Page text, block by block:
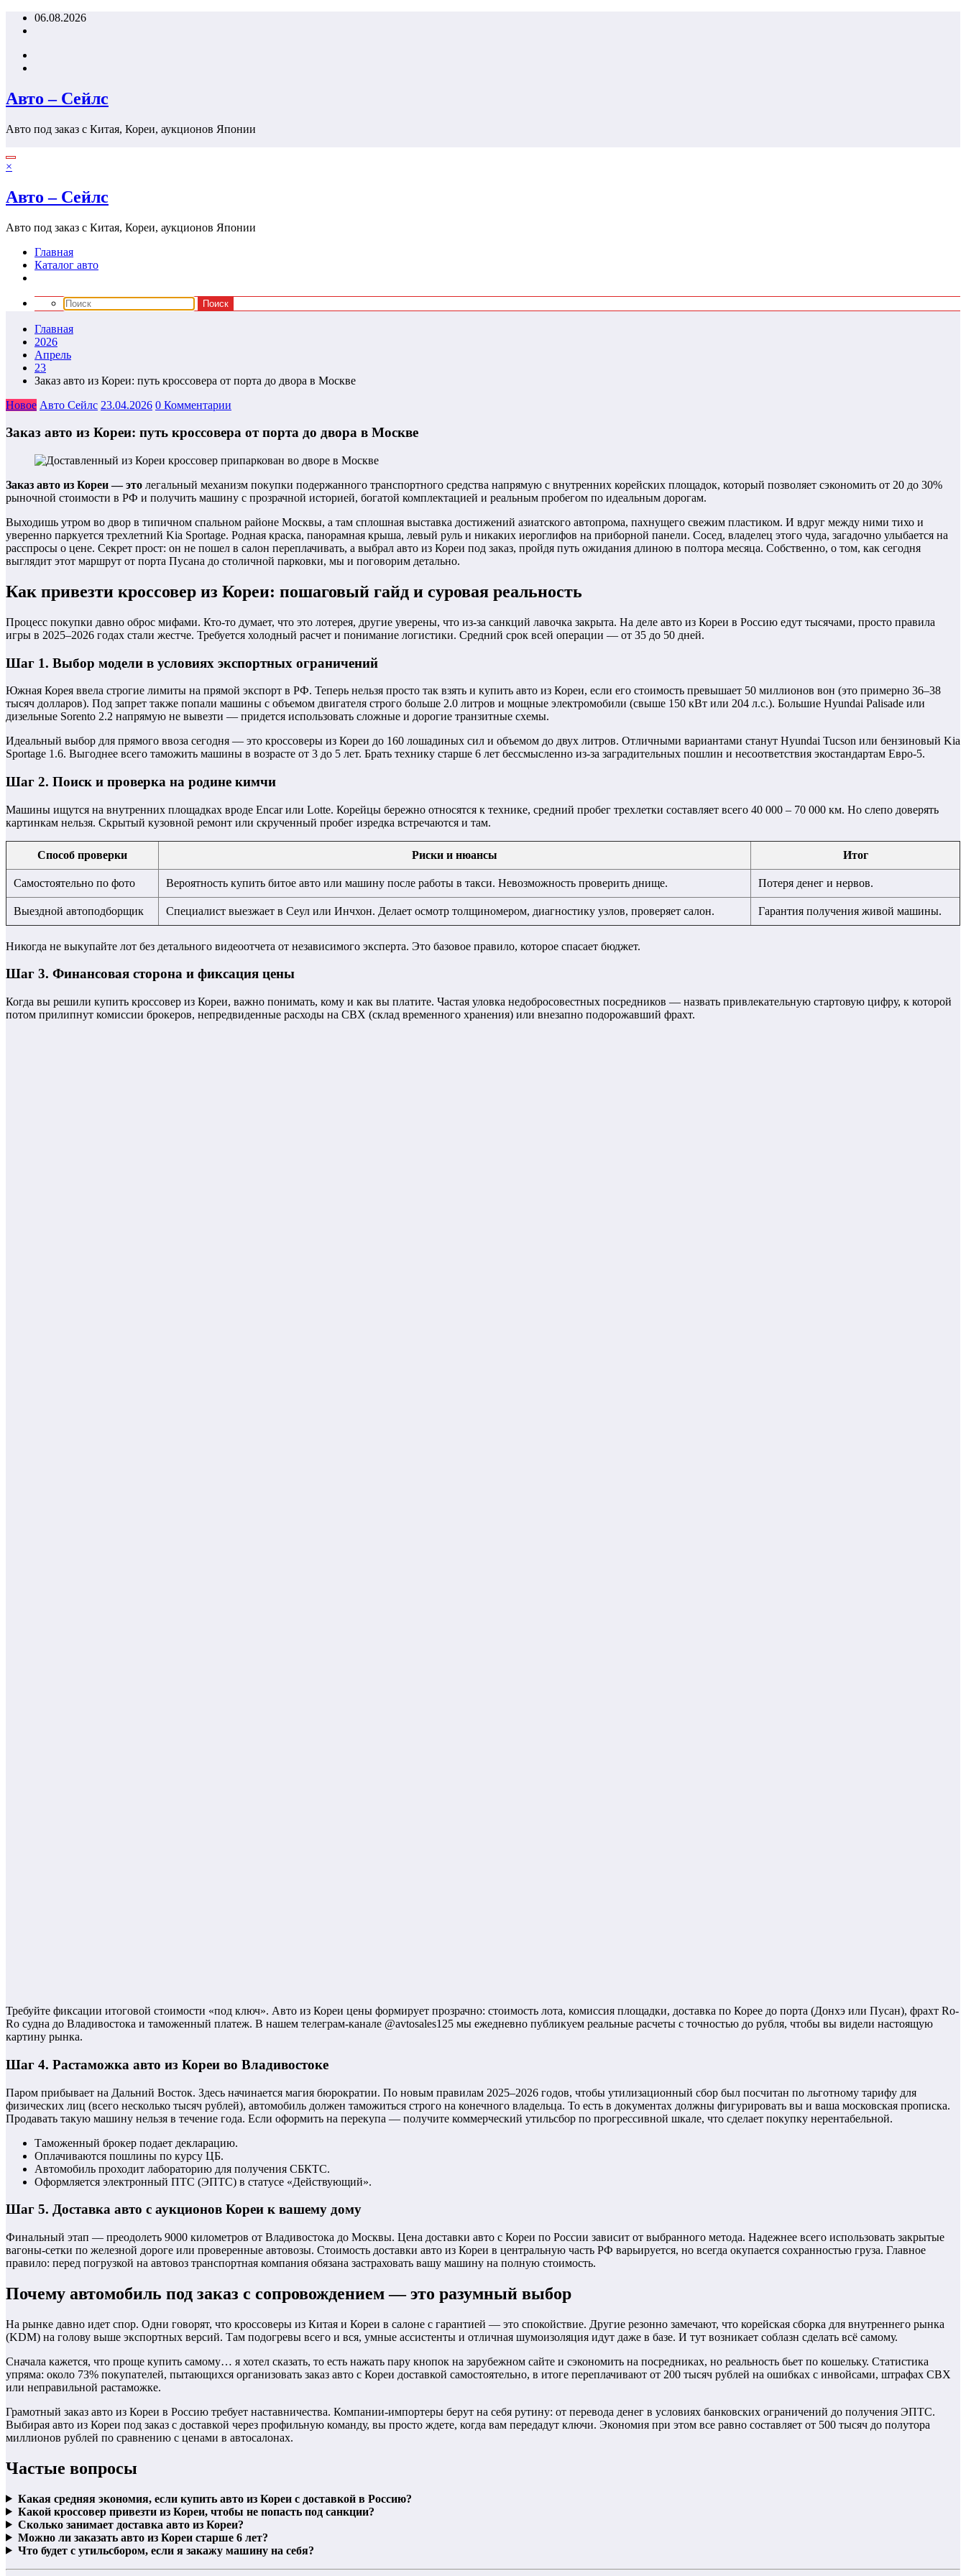
Перейти06.08.2026
Авто – Сейлс
Авто под заказ с Китая, Кореи, аукционов Японии
×
Авто – Сейлс
Авто под заказ с Китая, Кореи, аукционов Японии
Главная
Каталог авто
Главная
2026
Апрель
23
Заказ авто из Кореи: путь кроссовера от порта до двора в Москве
Новое Авто Сейлс 23.04.2026 0 Комментарии
Заказ авто из Кореи: путь кроссовера от порта до двора в Москве
Заказ авто из Кореи — это легальный механизм покупки подержанного транспортного средства напрямую с внутренних корейских площадок, который позволяет сэкономить от 20 до 30%
рыночной стоимости в РФ и получить машину с прозрачной историей, богатой комплектацией и реальным пробегом по идеальным дорогам.
Выходишь утром во двор в типичном спальном районе Москвы, а там сплошная выставка достижений азиатского автопрома, пахнущего свежим пластиком. И вдруг между ними тихо и
уверенно паркуется трехлетний Kia Sportage. Родная краска, панорамная крыша, левый руль и никаких иероглифов на приборной панели. Сосед, владелец этого чуда, загадочно улыбается на
расспросы о цене. Секрет прост: он не пошел в салон переплачивать, а выбрал авто из Кореи под заказ, пройдя путь ожидания длиною в полтора месяца. Собственно, о том, как сегодня
выглядит этот маршрут от порта Пусана до столичной парковки, мы и поговорим детально.
Как привезти кроссовер из Кореи: пошаговый гайд и суровая реальность
Процесс покупки давно оброс мифами. Кто-то думает, что это лотерея, другие уверены, что из-за санкций лавочка закрыта. На деле авто из Кореи в Россию едут тысячами, просто правила
игры в 2025–2026 годах стали жестче. Требуется холодный расчет и понимание логистики. Средний срок всей операции — от 35 до 50 дней.
Шаг 1. Выбор модели в условиях экспортных ограничений
Южная Корея ввела строгие лимиты на прямой экспорт в РФ. Теперь нельзя просто так взять и купить авто из Кореи, если его стоимость превышает 50 миллионов вон (это примерно 36–38
тысяч долларов). Под запрет также попали машины с объемом двигателя строго больше 2.0 литров и мощные электромобили (свыше 150 кВт или 204 л.с.). Большие Hyundai Palisade или
дизельные Sorento 2.2 напрямую не вывезти — придется использовать сложные и дорогие транзитные схемы.
Идеальный выбор для прямого ввоза сегодня — это кроссоверы из Кореи до 160 лошадиных сил и объемом до двух литров. Отличными вариантами станут Hyundai Tucson или бензиновый Kia
Sportage 1.6. Выгоднее всего таможить машины в возрасте от 3 до 5 лет. Брать технику старше 6 лет бессмысленно из-за заградительных пошлин и несоответствия экостандартам Евро-5.
Шаг 2. Поиск и проверка на родине кимчи
Машины ищутся на внутренних площадках вроде Encar или Lotte. Корейцы бережно относятся к технике, средний пробег трехлетки составляет всего 40 000 – 70 000 км. Но слепо доверять
картинкам нельзя. Скрытый кузовной ремонт или скрученный пробег изредка встречаются и там.
Способ проверки Риски и нюансы Итог
Самостоятельно по фото Вероятность купить битое авто или машину после работы в такси. Невозможность проверить днище. Потеря денег и нервов.
Выездной автоподборщик Специалист выезжает в Сеул или Инчхон. Делает осмотр толщиномером, диагностику узлов, проверяет салон. Гарантия получения живой машины.
Никогда не выкупайте лот без детального видеоотчета от независимого эксперта. Это базовое правило, которое спасает бюджет.
Шаг 3. Финансовая сторона и фиксация цены
Когда вы решили купить кроссовер из Кореи, важно понимать, кому и как вы платите. Частая уловка недобросовестных посредников — назвать привлекательную стартовую цифру, к которой
потом прилипнут комиссии брокеров, непредвиденные расходы на СВХ (склад временного хранения) или внезапно подорожавший фрахт.
Требуйте фиксации итоговой стоимости «под ключ». Авто из Кореи цены формирует прозрачно: стоимость лота, комиссия площадки, доставка по Корее до порта (Донхэ или Пусан), фрахт Ro-
Ro судна до Владивостока и таможенный платеж. В нашем телеграм-канале @avtosales125 мы ежедневно публикуем реальные расчеты с точностью до рубля, чтобы вы видели настоящую
картину рынка.
Шаг 4. Растаможка авто из Кореи во Владивостоке
Паром прибывает на Дальний Восток. Здесь начинается магия бюрократии. По новым правилам 2025–2026 годов, чтобы утилизационный сбор был посчитан по льготному тарифу для
физических лиц (всего несколько тысяч рублей), автомобиль должен таможиться строго на конечного владельца. То есть в документах должны фигурировать вы и ваша московская прописка.
Продавать такую машину нельзя в течение года. Если оформить на перекупа — получите коммерческий утильсбор по прогрессивной шкале, что сделает покупку нерентабельной.
Таможенный брокер подает декларацию.
Оплачиваются пошлины по курсу ЦБ.
Автомобиль проходит лабораторию для получения СБКТС.
Оформляется электронный ПТС (ЭПТС) в статусе «Действующий».
Шаг 5. Доставка авто с аукционов Кореи к вашему дому
Финальный этап — преодолеть 9000 километров от Владивостока до Москвы. Цена доставки авто с Кореи по России зависит от выбранного метода. Надежнее всего использовать закрытые
вагоны-сетки по железной дороге или проверенные автовозы. Стоимость доставки авто из Кореи в центральную часть РФ варьируется, но всегда окупается сохранностью груза. Главное
правило: перед погрузкой на автовоз транспортная компания обязана застраховать вашу машину на полную стоимость.
Почему автомобиль под заказ с сопровождением — это разумный выбор
На рынке давно идет спор. Одни говорят, что кроссоверы из Китая и Кореи в салоне с гарантией — это спокойствие. Другие резонно замечают, что корейская сборка для внутреннего рынка
(KDM) на голову выше экспортных версий. Там подогревы всего и вся, умные ассистенты и отличная шумоизоляция идут даже в базе. И тут возникает соблазн сделать всё самому.
Сначала кажется, что проще купить самому… я хотел сказать, то есть нажать пару кнопок на зарубежном сайте и сэкономить на посредниках, но реальность бьет по кошельку. Статистика
упряма: около 73% покупателей, пытающихся организовать заказ авто с Кореи доставкой самостоятельно, в итоге переплачивают от 200 тысяч рублей на ошибках с инвойсами, штрафах СВХ
или неправильной растаможке.
Грамотный заказ авто из Кореи в Россию требует наставничества. Компании-импортеры берут на себя рутину: от перевода денег в условиях банковских ограничений до получения ЭПТС.
Выбирая авто из Кореи под заказ с доставкой через профильную команду, вы просто ждете, когда вам передадут ключи. Экономия при этом все равно составляет от 500 тысяч до полутора
миллионов рублей по сравнению с ценами в автосалонах.
Частые вопросы
Какая средняя экономия, если купить авто из Кореи с доставкой в Россию?
Какой кроссовер привезти из Кореи, чтобы не попасть под санкции?
Сколько занимает доставка авто из Кореи?
Можно ли заказать авто из Кореи старше 6 лет?
Что будет с утильсбором, если я закажу машину на себя?